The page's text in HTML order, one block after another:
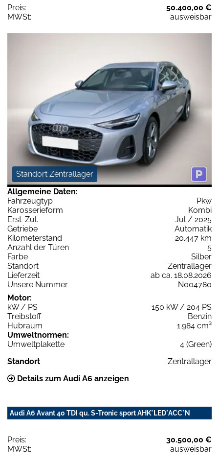
Preis:
50.400,00 €
MWSt:
ausweisbar
Standort Zentrallager
Allgemeine Daten:
Fahrzeugtyp
Pkw
Karosserieform
Kombi
Erst-Zul.
Jul / 2025
Getriebe
Automatik
Kilometerstand
20.447 km
Anzahl der Türen
5
Farbe
Silber
Standort
Zentrallager
Lieferzeit
ab ca. 18.08.2026
Unsere Nummer
N004780
Motor:
kW / PS
150 kW / 204 PS
Treibstoff
Benzin
Hubraum
1.984 cm³
Umweltnormen:
Umweltplakette
4 (Green)
Standort
Zentrallager
Details zum Audi A6 anzeigen
Audi A6 Avant 40 TDI qu. S-Tronic sport AHK*LED*ACC*N
Preis:
30.500,00 €
MWSt:
ausweisbar